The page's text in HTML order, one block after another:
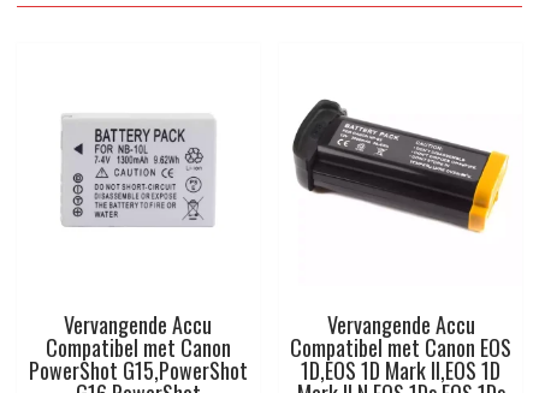
Vervangende Accu
Compatibel met Canon
PowerShot G15,PowerShot
Vervangende Accu
Compatibel met Canon EOS
1D,EOS 1D Mark II,EOS 1D